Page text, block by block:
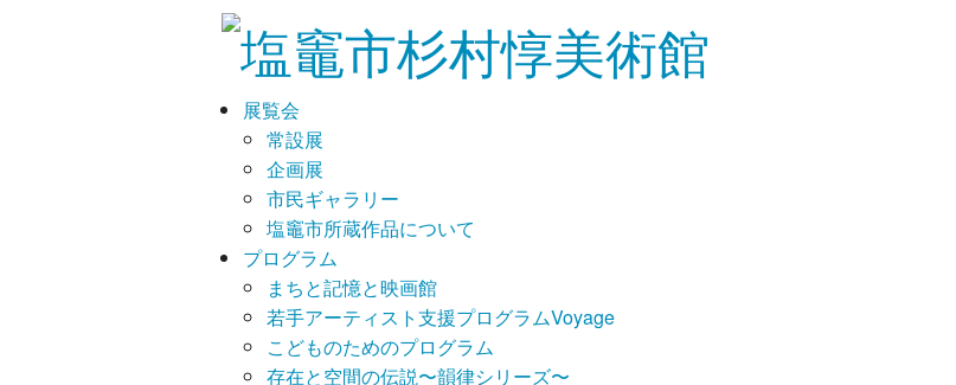
展覧会
常設展
企画展
市民ギャラリー
塩竈市所蔵作品について
プログラム
まちと記憶と映画館
若手アーティスト支援プログラムVoyage
こどものためのプログラム
存在と空間の伝説〜韻律シリーズ〜